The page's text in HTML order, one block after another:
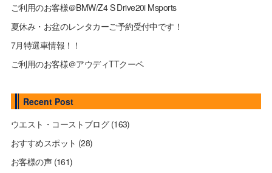
ご利用のお客様＠BMW/Z4 S Drive20i Msports
夏休み・お盆のレンタカーご予約受付中です！
7月特選車情報！！
ご利用のお客様＠アウディTTクーペ
Recent Post
ウエスト・コーストブログ(163)
おすすめスポット (28)
お客様の声(161)